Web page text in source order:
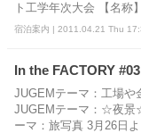
ト工学年次大会 【名称
宿泊案内 | 2011.04.21 Thu
In the FACTORY
JUGEMテーマ：工場や
JUGEMテーマ：☆夜
ーマ：旅写真 3月26日